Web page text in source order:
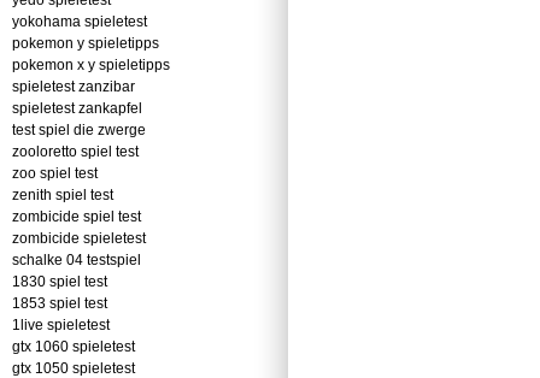
yokohama spieletest
pokemon y spieletipps
pokemon x y spieletipps
spieletest zanzibar
spieletest zankapfel
test spiel die zwerge
zooloretto spiel test
zoo spiel test
zenith spiel test
zombicide spiel test
zombicide spieletest
schalke 04 testspiel
1830 spiel test
1853 spiel test
1live spieletest
gtx 1060 spieletest
gtx 1050 spieletest